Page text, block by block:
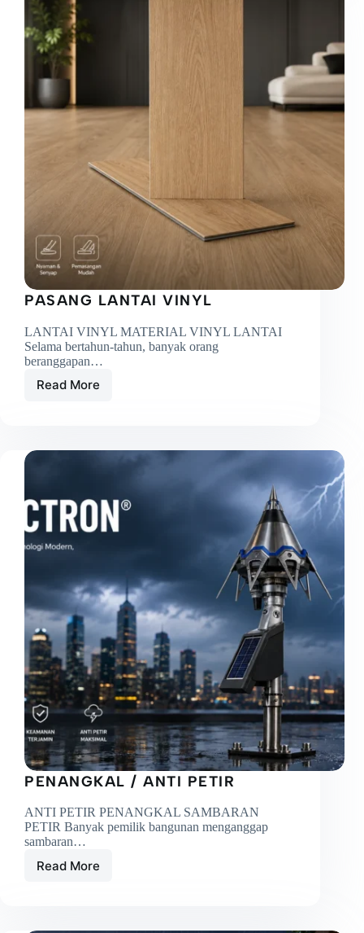
PASANG LANTAI VINYL
LANTAI VINYL MATERIAL VINYL LANTAI
Selama bertahun-tahun, banyak orang
beranggapan…
Read More
PENANGKAL / ANTI PETIR
ANTI PETIR PENANGKAL SAMBARAN
PETIR Banyak pemilik bangunan menganggap
sambaran…
Read More